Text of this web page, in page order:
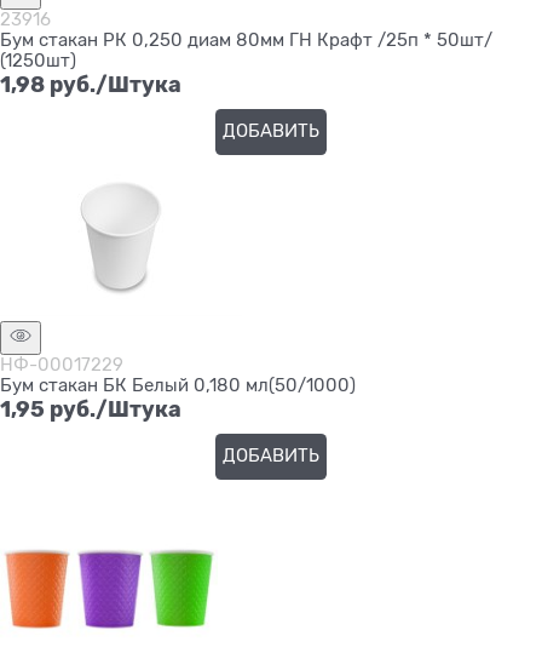
23916
Бум стакан РК 0,250 диам 80мм ГН Крафт /25п * 50шт/
(1250шт)
1,98 руб./Штука
ДОБАВИТЬ
НФ-00017229
Бум стакан БК Белый 0,180 мл(50/1000)
1,95 руб./Штука
ДОБАВИТЬ